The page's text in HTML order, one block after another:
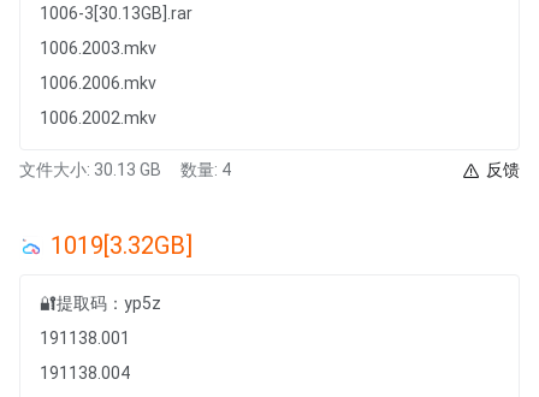
1006-3[30.13GB].rar
1006.2003.mkv
1006.2006.mkv
1006.2002.mkv
文件大小: 30.13 GB 数量: 4 反馈
1019[3.32GB]
🔐提取码：yp5z
191138.001
191138.004